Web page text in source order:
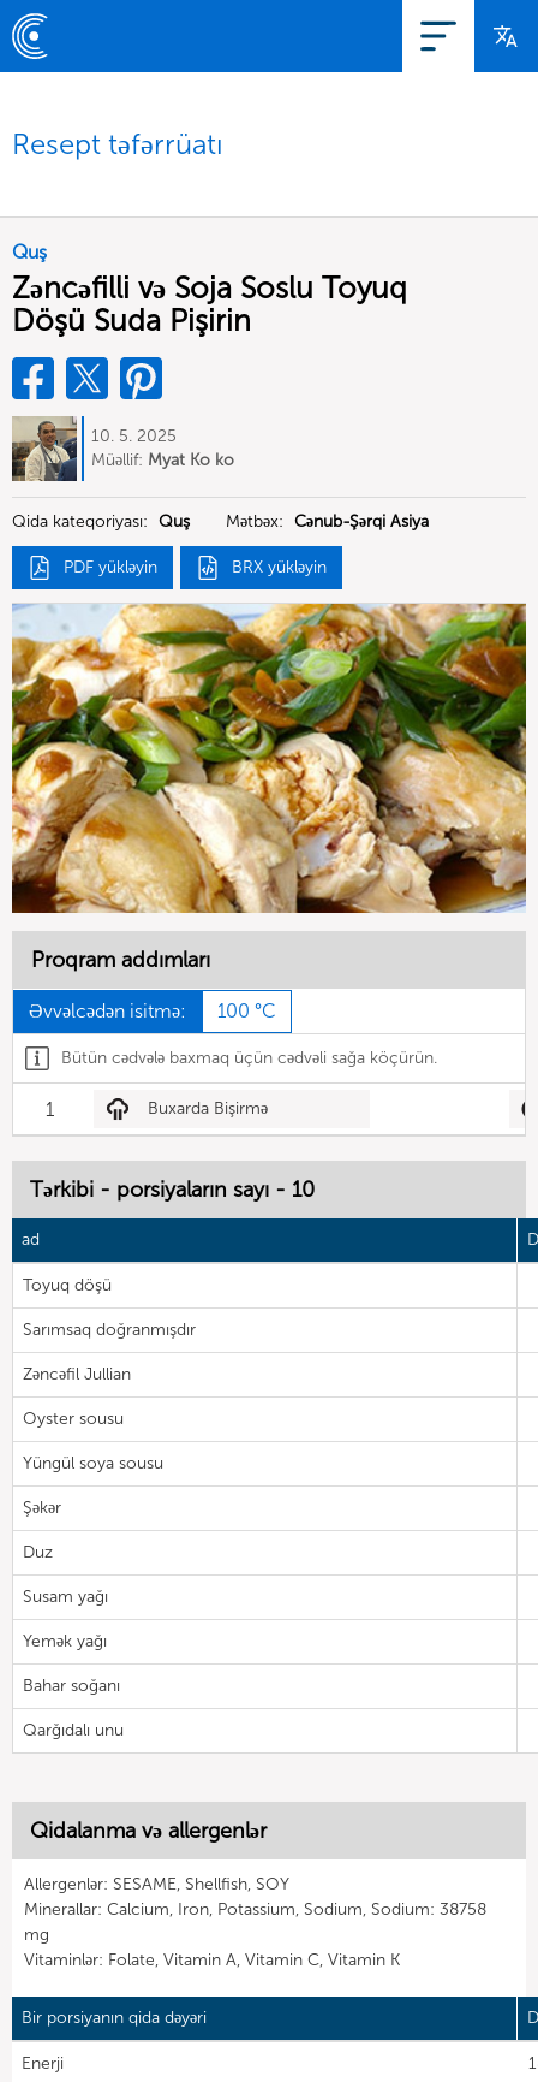
Resept təfərrüatı
Quş
Zəncəfilli və Soja Soslu Toyuq
Döşü Suda Pişirin
10. 5. 2025
Müəllif: Myat Ko ko
Qida kateqoriyası: Quş Mətbəx: Cənub-Şərqi Asiya
PDF yükləyin BRX yükləyin
Proqram addımları
Əvvəlcədən isitmə: 100 °C
Bütün cədvələ baxmaq üçün cədvəli sağa köçürün.
1 Buxarda Bişirmə
Tərkibi - porsiyaların sayı - 10
ad
Toyuq döşü
Sarımsaq doğranmışdır
Zəncəfil Jullian
Oyster sousu
Yüngül soya sousu
Şəkər
Duz
Susam yağı
Yemək yağı
Bahar soğanı
Qarğıdalı unu
Qidalanma və allergenlər
Allergenlər: SESAME, Shellfish, SOY
Minerallar: Calcium, Iron, Potassium, Sodium, Sodium: 38758
mg
Vitaminlər: Folate, Vitamin A, Vitamin C, Vitamin K
Bir porsiyanın qida dəyəri
Enerji